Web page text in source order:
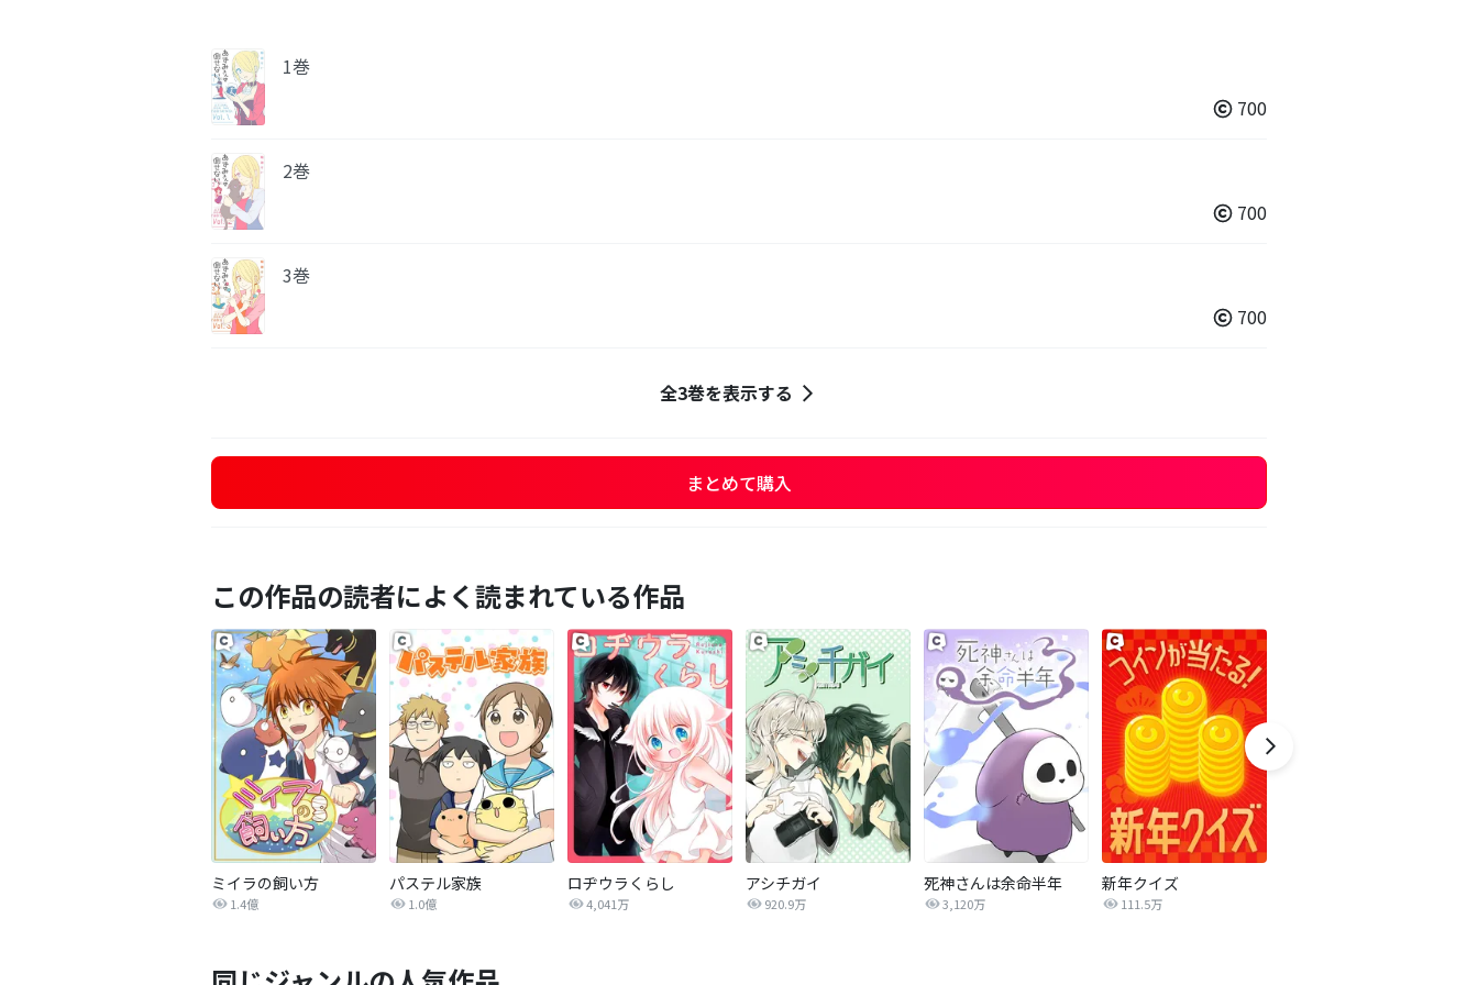
1巻
700
2巻
700
3巻
700
全3巻を表示する
まとめて購入
この作品の読者によく読まれている作品
ミイラの飼い方
1.4億
パステル家族
1.0億
ロヂウラくらし
4,041万
アシチガイ
920.9万
死神さんは余命半年
3,120万
新年クイズ
111.5万